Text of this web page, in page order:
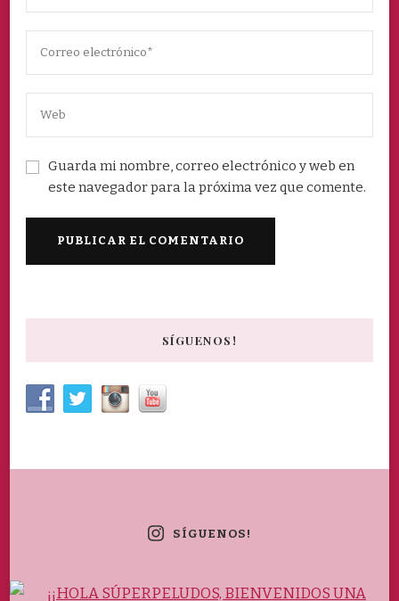
Guarda mi nombre, correo electrónico y web en
este navegador para la próxima vez que comente.
SÍGUENOS!
SÍGUENOS!